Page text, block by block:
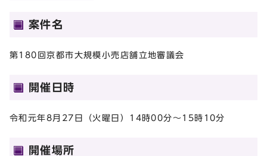
案件名
第180回京都市大規模小売店舗立地審議会
開催日時
令和元年8月27日（火曜日）14時00分～15時10分
開催場所